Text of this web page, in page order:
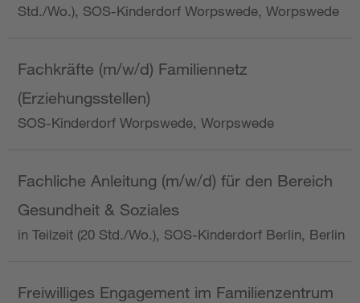
Std./Wo.), SOS-Kinderdorf Worpswede, Worpswede
Fachkräfte (m/w/d) Familiennetz
(Erziehungsstellen)
SOS-Kinderdorf Worpswede, Worpswede
Fachliche Anleitung (m/w/d) für den Bereich
Gesundheit & Soziales
in Teilzeit (20 Std./Wo.), SOS-Kinderdorf Berlin, Berlin
Freiwilliges Engagement im Familienzentrum